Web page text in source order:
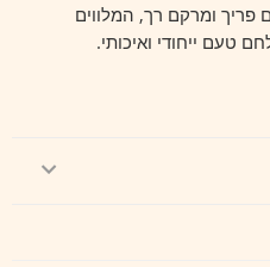
פריך ומרקם רך, המלווים
טעם ייחודי ואיכותי.